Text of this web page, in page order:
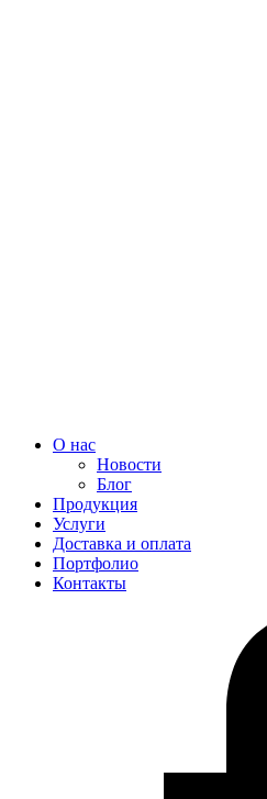
О нас
Новости
Блог
Продукция
Услуги
Доставка и оплата
Портфолио
Контакты